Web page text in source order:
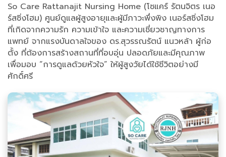
So Care Rattanajit Nursing Home (โซแคร์ รัตนจิตร เนอ
ร์สซิ่งโฮม) ศูนย์ดูแลผู้สูงอายุและผู้มีภาวะพึ่งพิง เนอร์สซิ่งโฮม
ที่เกิดจากความรัก ความเข้าใจ และความเชี่ยวชาญทางการ
แพทย์ จากแรงบันดาลใจของ ดร.สุวรรณรัตน์ แนวหล้า ผู้ก่อ
ตั้ง ที่ต้องการสร้างสถานที่ที่อบอุ่น ปลอดภัยและมีคุณภาพ
เพื่อมอบ “การดูแลด้วยหัวใจ” ให้ผู้สูงวัยได้ใช้ชีวิตอย่างมี
ศักดิ์ศรี